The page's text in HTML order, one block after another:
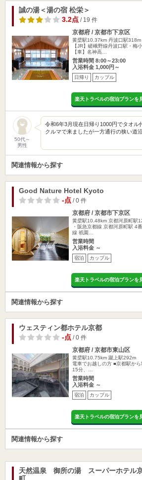
誠の湯＜湯の宿 松栄＞
3.2点/ 19 件
京都府 / 京都市下京区
黄檗駅10.37km 丹波口駅318m
【JR】嵯峨野線丹波口駅・梅
【車】名神高…
営業時間 8:00～23:00
入浴料金 1,000円～
日帰り カップル
楽天トラベルの宿泊プランを
50代～
男性
令和6年3月現在日帰り1000円でタオル
クルマで来ましたが一方通行の狭い道
関連情報から探す
Good Nature Hotel Kyoto
-点/ 0 件
京都府 / 京都市下京区
黄檗駅10.48km 京都河原町駅
・阪急京都線 京都河原町駅 4
線 祇園…
営業時間
入浴料金 ～
宿泊 カップル
楽天トラベルの宿泊プランを
関連情報から探す
ウェスティン都ホテル京都
-点/ 0 件
京都府 / 京都市東山区
黄檗駅10.75km 蹴上駅292m
電車でお越しの方 ■京都駅か
15分、…
営業時間
入浴料金 ～
宿泊 カップル
楽天トラベルの宿泊プランを
関連情報から探す
天然温泉 御所の湯 スーパーホテル
町